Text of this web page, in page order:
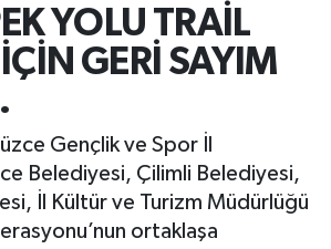
YOLU TRAİL
GERİ SAYIM
Gençlik ve Spor İl
Belediyesi, Çilimli Belediyesi,
İl Kültür ve Turizm Müdürlüğü
ortaklaşa
Yoğunluk Haritası
Durumu ve Fikstür